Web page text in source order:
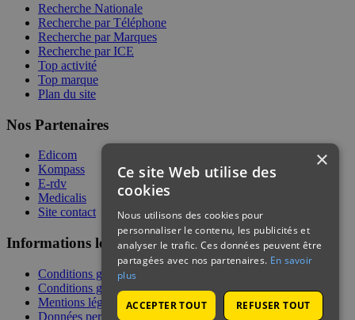
Recherche Nationale
Recherche par Téléphone
Recherche par Marques
Recherche par ICE
Top activité
Top marque
Plan du site
Nos Partenaires
Edicom
Kompass
E-rdv
Medicalis
Site contact
Informations légales
Conditions générales de services
Conditions générales de vente
Mentions légales
Données personnelles
×
Ce site Web utilise des
cookies
Nous utilisons des cookies pour
personnaliser le contenu, les publicités et
analyser le trafic. Ces données peuvent être
partagées avec nos partenaires. En savoir
plus
ACCEPTER TOUT REFUSER TOUT